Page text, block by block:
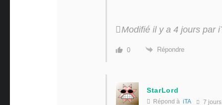
Modifié il y a 4 jours par
0 Répondre
StarLord
Répond à iTA 7 jours